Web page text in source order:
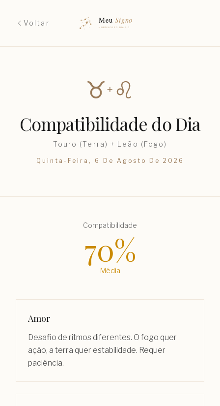
Voltar
♉︎+ ♌︎
Compatibilidade do Dia
Touro (Terra) + Leão (Fogo)
Quinta-Feira, 6 De Agosto De 2026
Compatibilidade
70%
Média
Amor
Desafio de ritmos diferentes. O fogo quer
ação, a terra quer estabilidade. Requer
paciência.